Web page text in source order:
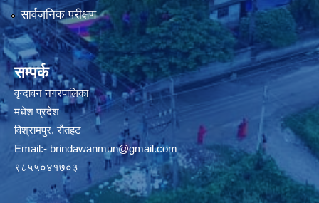
सार्वजनिक परीक्षण
सम्पर्क
वृन्दावन नगरपालिका
मधेश प्रदेश
विश्रामपुर, रौतहट
Email:- brindawanmun@gmail.com
९८५५०४१७०३